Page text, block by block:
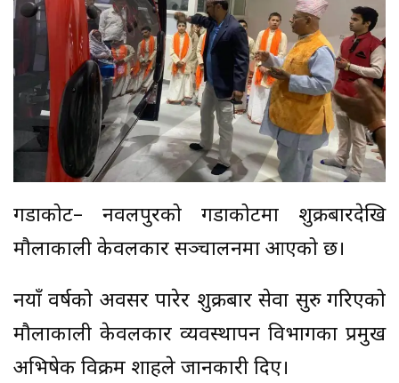
गैँडाकोट– नवलपुरको गैँडाकोटमा शुक्रबारदेखि
मौलाकाली केवलकार सञ्चालनमा आएको छ।
नयाँ वर्षको अवसर पारेर शुक्रबार सेवा सुरु गरिएको
मौलाकाली केवलकार व्यवस्थापन विभागका प्रमुख
अभिषेक विक्रम शाहले जानकारी दिए।